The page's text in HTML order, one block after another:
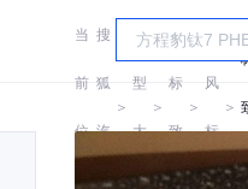
当
前
位
置:
搜
狐
汽
车
＞
车
型
大
全
＞
标
致
＞
东
风
标
致
＞